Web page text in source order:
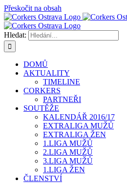
Přeskočit na obsah
Hledat:
DOMŮ
AKTUALITY
TIMELINE
CORKERS
PARTNEŘI
SOUTĚŽE
KALENDÁŘ 2016/17
EXTRALIGA MUŽŮ
EXTRALIGA ŽEN
1.LIGA MUŽŮ
2.LIGA MUŽŮ
3.LIGA MUŽŮ
1.LIGA ŽEN
ČLENSTVÍ